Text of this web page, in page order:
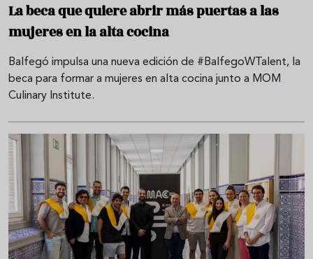
La beca que quiere abrir más puertas a las
mujeres en la alta cocina
Balfegó impulsa una nueva edición de #BalfegoWTalent, la
beca para formar a mujeres en alta cocina junto a MOM
Culinary Institute.